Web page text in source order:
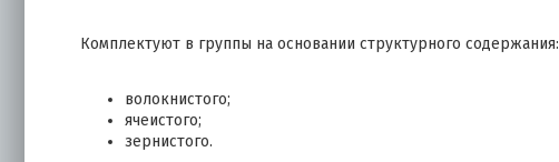
Комплектуют в группы на основании структурного содержания:
волокнистого;
ячеистого;
зернистого.